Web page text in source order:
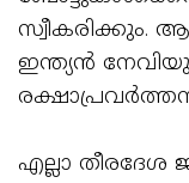
സ്വീകരിക്കും.
ഇന്ത്യൻ
എല്ലാ തീരദേശ